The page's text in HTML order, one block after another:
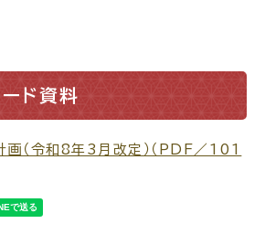
的
ド資料
（令和8年3月改定）（PDF／101